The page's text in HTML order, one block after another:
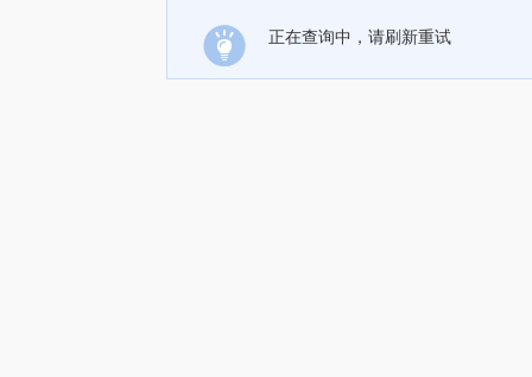
正在查询中，请刷新重试